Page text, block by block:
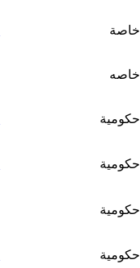
خاصة
خاصه
حكومية
حكومية
حكومية
حكومية